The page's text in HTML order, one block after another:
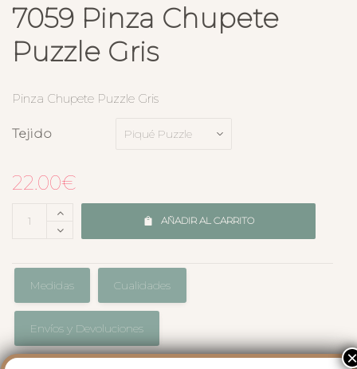
7059 Pinza Chupete
Puzzle Gris
Pinza Chupete Puzzle Gris
Tejido
22.00€
AÑADIR AL CARRITO
Medidas Cualidades
Envíos y Devoluciones
×